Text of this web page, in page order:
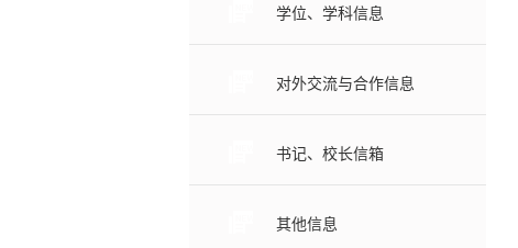
学位、学科信息
对外交流与合作信息
书记、校长信箱
其他信息